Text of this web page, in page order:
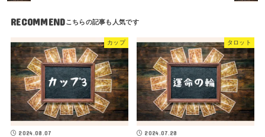
RECOMMEND
カップ
2024.08.07
タロット
2024.07.28